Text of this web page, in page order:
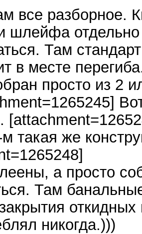
все разборное.
шлейфа
Там
в месте
просто из 2
такая же
а просто
Там
никогда.)))